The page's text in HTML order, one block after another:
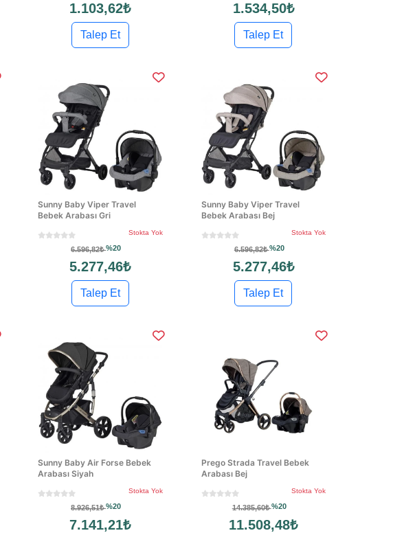
1.103,62₺
Talep Et
1.534,50₺
Talep Et
Sunny Baby Viper Travel
Bebek Arabası Gri
Stokta Yok
6.596,82₺%20
5.277,46₺
Talep Et
Sunny Baby Viper Travel
Bebek Arabası Bej
Stokta Yok
6.596,82₺%20
5.277,46₺
Talep Et
Sunny Baby Air Forse Bebek
Arabası Siyah
Stokta Yok
8.926,51₺%20
7.141,21₺
Prego Strada Travel Bebek
Arabası Bej
Stokta Yok
14.385,60₺%20
11.508,48₺